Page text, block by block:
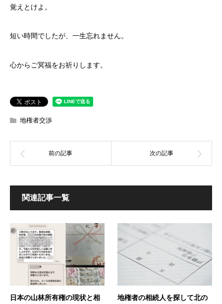
覚えとけよ。
短い時間でしたが、一生忘れません。
心からご冥福をお祈りします。
地権者交渉
関連記事一覧
日本の山林所有権の現状と相
地権者の相続人を探して北の